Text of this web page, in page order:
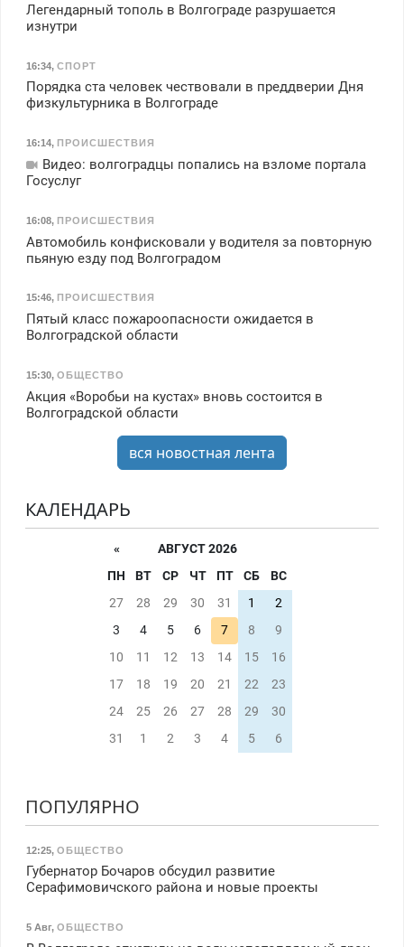
Легендарный тополь в Волгограде разрушается
изнутри
16:34, СПОРТ
Порядка ста человек чествовали в преддверии Дня
физкультурника в Волгограде
16:14, ПРОИСШЕСТВИЯ
Видео: волгоградцы попались на взломе портала
Госуслуг
16:08, ПРОИСШЕСТВИЯ
Автомобиль конфисковали у водителя за повторную
пьяную езду под Волгоградом
15:46, ПРОИСШЕСТВИЯ
Пятый класс пожароопасности ожидается в
Волгоградской области
15:30, ОБЩЕСТВО
Акция «Воробьи на кустах» вновь состоится в
Волгоградской области
вся новостная лента
КАЛЕНДАРЬ
«
АВГУСТ 2026
ПН
ВТ СР ЧТ ПТ СБ
ВС
27
28 29 30 31 1
2
3
4 5 6 7 8
9
10
11 12 13 14 15
16
17
18 19 20 21 22
23
24
25 26 27 28 29
30
31
1 2 3 4 5 6
ПОПУЛЯРНО
12:25, ОБЩЕСТВО
Губернатор Бочаров обсудил развитие
Серафимовичского района и новые проекты
5 Авг, ОБЩЕСТВО